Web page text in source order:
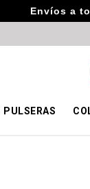
Envíos a
PULSERAS